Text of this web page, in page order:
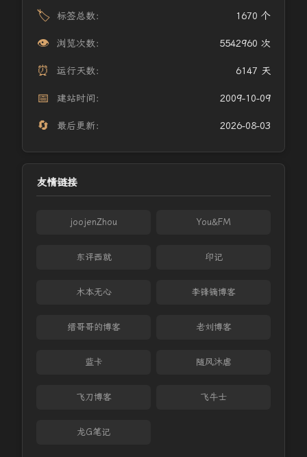
🏷️ 标签总数： 1670 个
👁️ 浏览次数： 5542960 次
⏰ 运行天数： 6147 天
📅 建站时间： 2009-10-09
🔄 最后更新： 2026-08-03
友情链接
joojenZhou You&FM
东评西就 印记
木本无心 李锋镝博客
缙哥哥的博客 老刘博客
蓝卡 随风沐虐
飞刀博客 飞牛士
龙G笔记